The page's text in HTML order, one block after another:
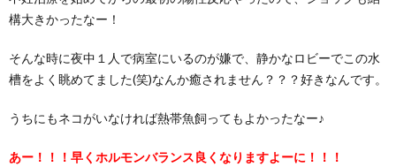
構大きかったなー！
そんな時に夜中１人で病室にいるのが嫌で、静かなロビーでこの水
槽をよく眺めてました(笑)なんか癒されません？？？好きなんです。
うちにもネコがいなければ熱帯魚飼ってもよかったなー♪
あー！！！早くホルモンバランス良くなりますよーに！！！